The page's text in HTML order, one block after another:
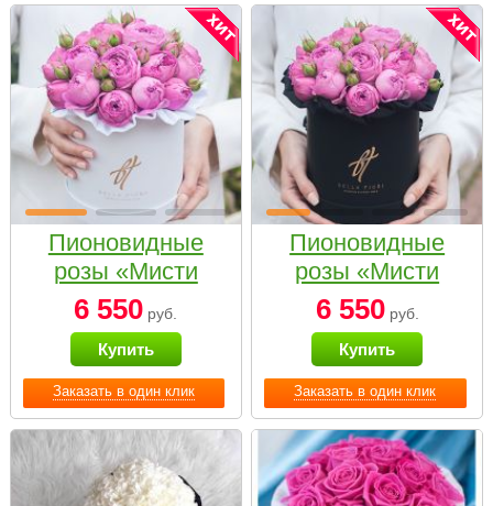
Заказать в один клик
Пионовидные
розы «Мисти
бабблс» в белой
коробке Small
6 550 руб.
Купить
Заказать в один клик
Пионовидные
розы «Мисти
бабблс» в
черной коробке
Small
6 550руб.
Купить